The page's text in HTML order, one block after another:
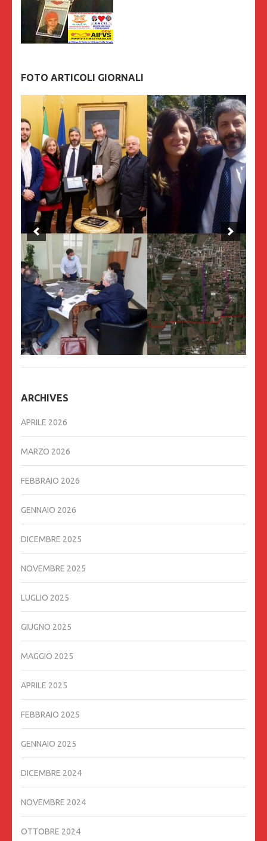
FOTO ARTICOLI GIORNALI
ARCHIVES
APRILE 2026
MARZO 2026
FEBBRAIO 2026
GENNAIO 2026
DICEMBRE 2025
NOVEMBRE 2025
LUGLIO 2025
GIUGNO 2025
MAGGIO 2025
APRILE 2025
FEBBRAIO 2025
GENNAIO 2025
DICEMBRE 2024
NOVEMBRE 2024
OTTOBRE 2024